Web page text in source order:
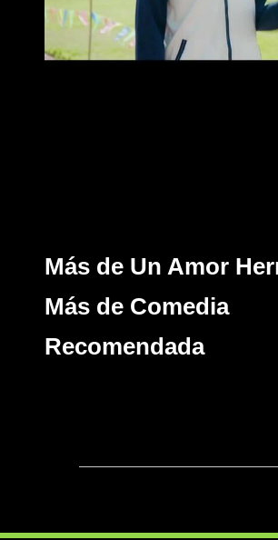
Más de Un Amor
Más de Comedia
Recomendada